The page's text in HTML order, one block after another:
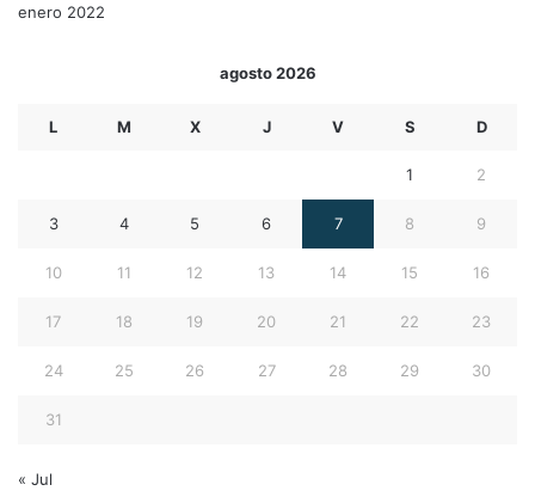
enero 2022
agosto 2026
L M X J V S D
1 2
3 4 5 6 7 8 9
10 11 12 13 14 15 16
17 18 19 20 21 22 23
24 25 26 27 28 29 30
31
« Jul